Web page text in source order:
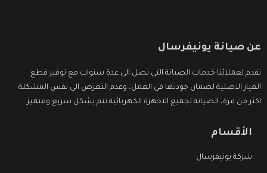
عن صيانة يونيفرسال
نقدم لعملائنا خدمات الصيانة التى تصل الى عدة سنوات مع توفير قطع
الغيار الاصلية لضمان جودتها فى العمل، وعدم التعرض الى نفس المشكلة
اكثر من مرة، الصيانة لجميع الاجهزة الكهربائية تتم بشكل سريع ومتميز.
الأقسام
شركة يونيفرسال